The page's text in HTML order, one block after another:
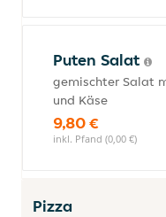
Puten Salat
gemischter Salat
und Käse
9,80 €
inkl. Pfand (0,00 €)
Pizza